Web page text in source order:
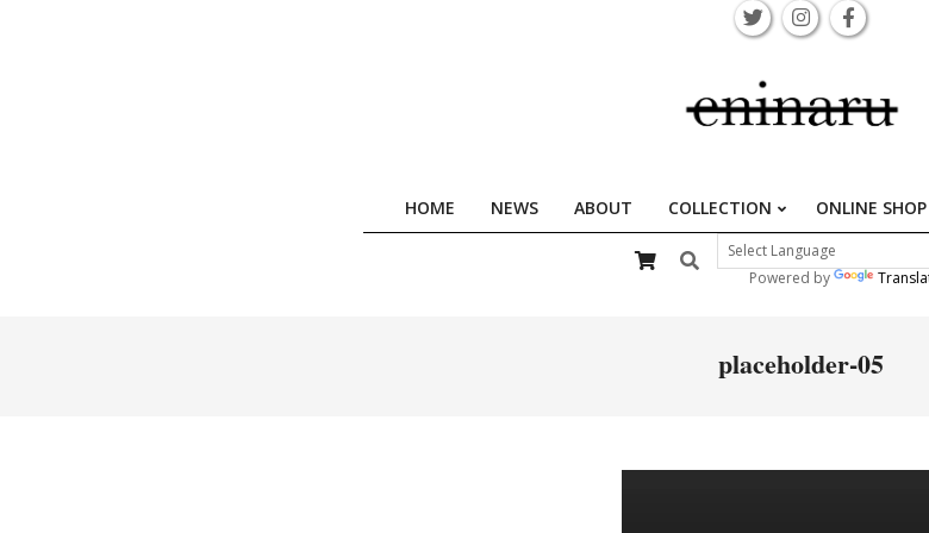
Primary
Navigation
Menu
HOME NEWS ABOUT COLLECTION ONLINE SHOP
Search
Powered by
placeholder-05